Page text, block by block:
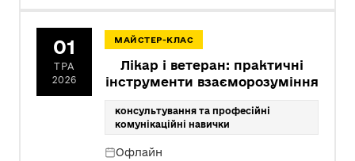
01
ТРА
2026
МАЙСТЕР-КЛАС
Лікар і ветеран: практичні
інструменти взаєморозуміння
консультування та професійні
комунікаційні навички
Офлайн